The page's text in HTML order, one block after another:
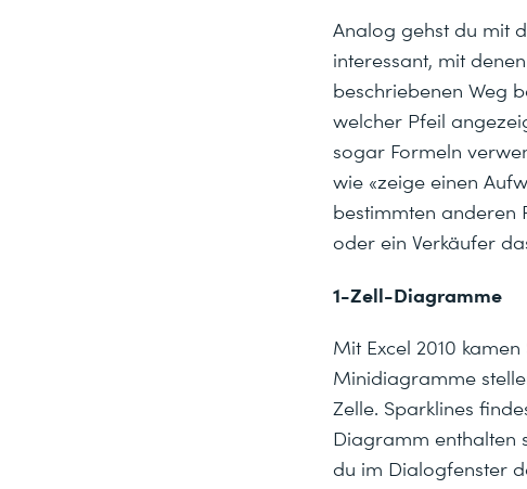
Analog gehst du mit
interessant, mit
beschriebenen Weg
welcher Pfeil
sogar Formeln
wie «zeige einen
bestimmten anderen
oder ein Verkäufer
1-Zell-Diagramme
Mit Excel 2010
Minidiagramme
Zelle. Sparklines
Diagramm enthalten
du im Dialogfenster